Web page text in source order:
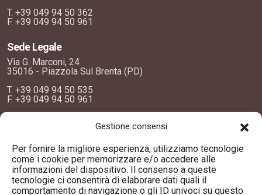
Gestione consensi
Per fornire la migliore esperienza, utilizziamo tecnologie
come i cookie per memorizzare e/o accedere alle
informazioni del dispositivo. Il consenso a queste
tecnologie ci consentirà di elaborare dati quali il
comportamento di navigazione o gli ID univoci su questo
T. +39 049 94 50 362
F. +39 049 94 50 961
Sede Legale
Via G. Marconi, 24
35016 - Piazzola Sul Brenta (PD)
T. +39 049 94 50 535
F. +39 049 94 50 961
Noleggio
Ecobox, fusti e big bag